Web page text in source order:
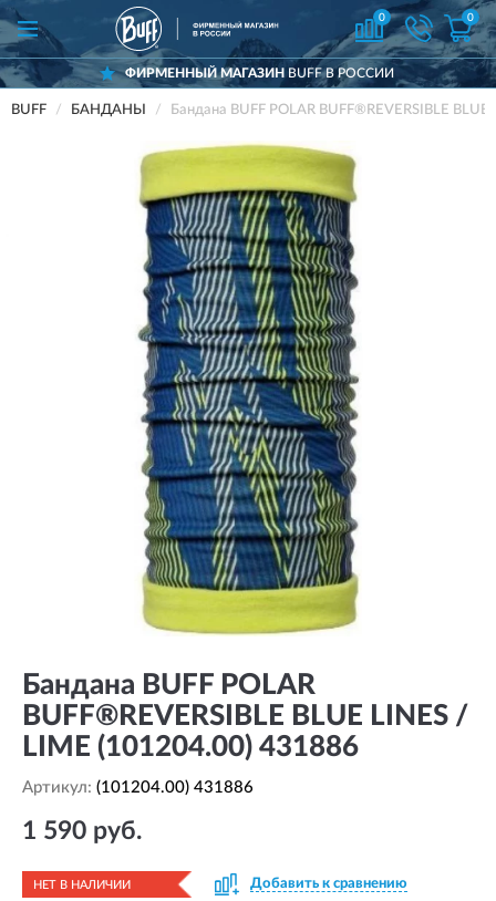
0 0
ФИРМЕННЫЙ МАГАЗИН BUFF В РОССИИ
BUFF БАНДАНЫ Бандана BUFF POLAR BUFF®REVERSIBLE
Бандана BUFF POLAR
BUFF®REVERSIBLE BLUE LINES /
LIME (101204.00) 431886
Артикул: (101204.00) 431886
1 590 руб.
НЕТ В НАЛИЧИИ Добавить к сравнению